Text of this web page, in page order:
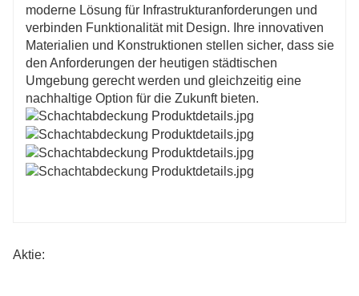
moderne Lösung für Infrastrukturanforderungen und
verbinden Funktionalität mit Design. Ihre innovativen
Materialien und Konstruktionen stellen sicher, dass sie
den Anforderungen der heutigen städtischen
Umgebung gerecht werden und gleichzeitig eine
nachhaltige Option für die Zukunft bieten.
Aktie: